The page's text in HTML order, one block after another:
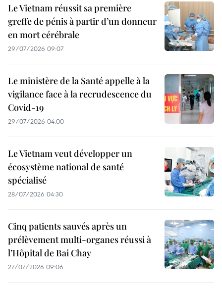
Le Vietnam réussit sa première
greffe de pénis à partir d’un donneur
en mort cérébrale
29/07/2026 09:07
Le ministère de la Santé appelle à la
vigilance face à la recrudescence du
Covid-19
29/07/2026 04:00
Le Vietnam veut développer un
écosystème national de santé
spécialisé
28/07/2026 04:30
Cinq patients sauvés après un
prélèvement multi-organes réussi à
l’Hôpital de Bai Chay
27/07/2026 09:06